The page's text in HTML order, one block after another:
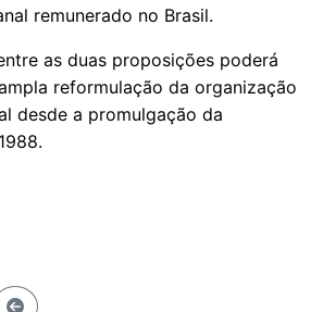
remunerado no Brasil.
as duas proposições poderá
reformulação da organização
desde a promulgação da